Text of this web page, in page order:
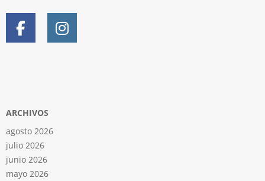
ARCHIVOS
agosto 2026
julio 2026
junio 2026
mayo 2026